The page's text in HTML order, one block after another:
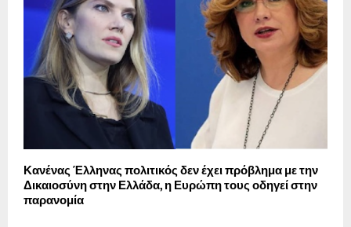
Κανένας Έλληνας πολιτικός δεν έχει πρόβλημα με την
Δικαιοσύνη στην Ελλάδα, η Ευρώπη τους οδηγεί στην
παρανομία